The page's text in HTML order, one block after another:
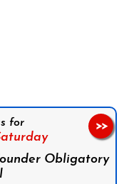
for
Obligatory
>>